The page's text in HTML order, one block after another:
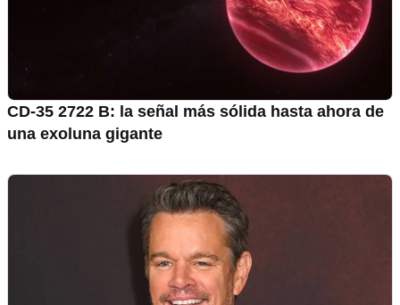
CD-35 2722 B: la señal más sólida hasta ahora de
una exoluna gigante